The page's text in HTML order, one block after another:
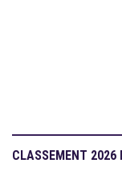
CLASSEMENT 2026